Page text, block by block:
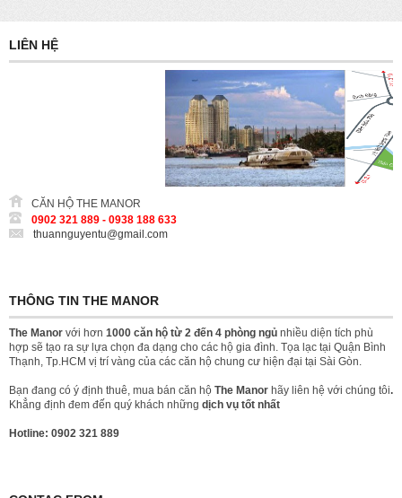
LIÊN HỆ
CĂN HỘ THE MANOR
0902 321 889 - 0938 188 633
thuannguyentu@gmail.com
THÔNG TIN THE MANOR
The Manor với hơn 1000 căn hộ từ 2 đến 4 phòng ngủ nhiều diện tích phù
hợp sẽ tạo ra sự lựa chọn đa dạng cho các hộ gia đình. Tọa lạc tại Quận Bình
Thạnh, Tp.HCM vị trí vàng của các căn hộ chung cư hiện đại tại Sài Gòn.
Bạn đang có ý định thuê, mua bán căn hộ The Manor hãy liên hệ với chúng tôi.
Khẳng định đem đến quý khách những dịch vụ tốt nhất
Hotline: 0902 321 889